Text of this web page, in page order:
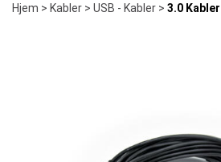
Hjem>Kabler>USB - Kabler>3.0 Kabler